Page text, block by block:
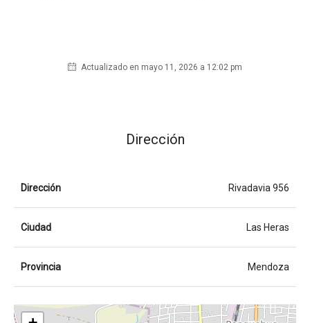
Actualizado en mayo 11, 2026 a 12:02 pm
Dirección
Dirección Rivadavia 956
Ciudad Las Heras
Provincia Mendoza